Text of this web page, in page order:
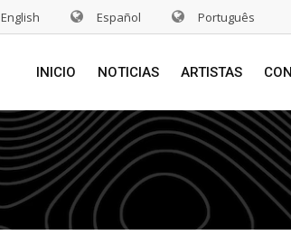
English Español Português
INICIO NOTICIAS ARTISTAS